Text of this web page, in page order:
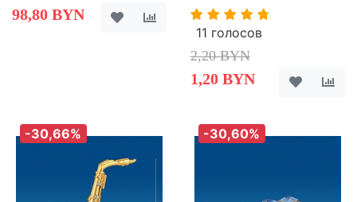
98,80 BYN
11 голосов
2,20 BYN
1,20 BYN
-30,66% -30,60%